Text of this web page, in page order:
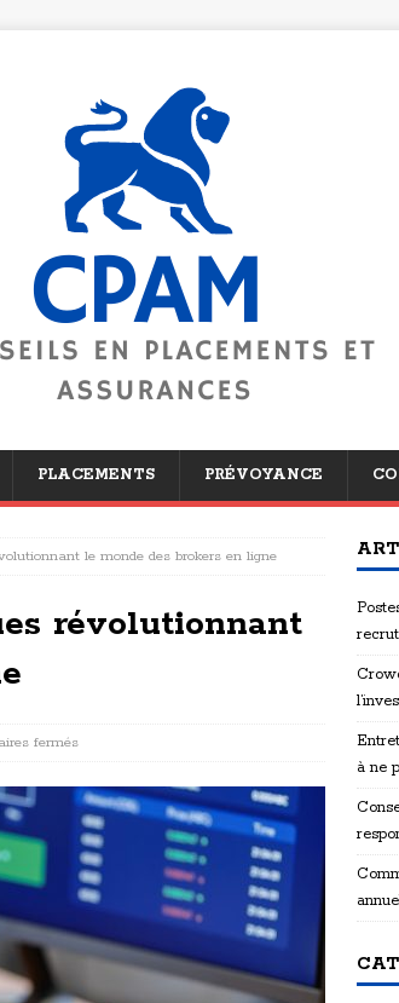
PLACEMENTS PRÉVOYANCE
le monde des brokers en ligne
révolutionnant
fermés
à ne